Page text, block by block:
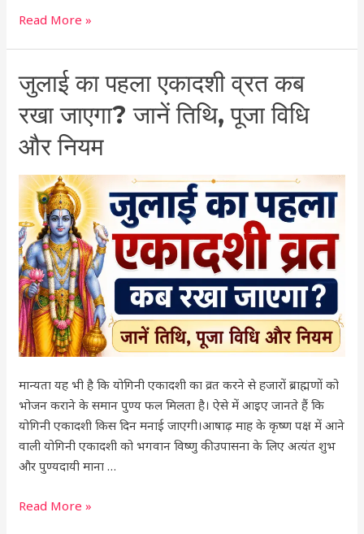
Read More »
जुलाई का पहला एकादशी व्रत कब
रखा जाएगा? जानें तिथि, पूजा विधि
और नियम
मान्यता यह भी है कि योगिनी एकादशी का व्रत करने से हजारों ब्राह्मणों को
भोजन कराने के समान पुण्य फल मिलता है। ऐसे में आइए जानते हैं कि
योगिनी एकादशी किस दिन मनाई जाएगी।आषाढ़ माह के कृष्ण पक्ष में आने
वाली योगिनी एकादशी को भगवान विष्णु की उपासना के लिए अत्यंत शुभ
और पुण्यदायी माना …
जुलाई
का
पहला
एकादशी
व्रत
कब
रखा
जाएगा?
जानें
तिथि,
पूजा
विधि
और
नियम
Read More »